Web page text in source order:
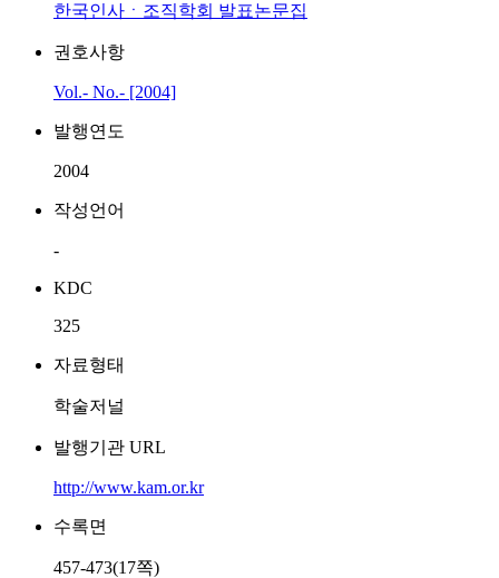
한국인사ㆍ조직학회 발표논문집
권호사항
Vol.- No.- [2004]
발행연도
2004
작성언어
-
KDC
325
자료형태
학술저널
발행기관 URL
http://www.kam.or.kr
수록면
457-473(17쪽)